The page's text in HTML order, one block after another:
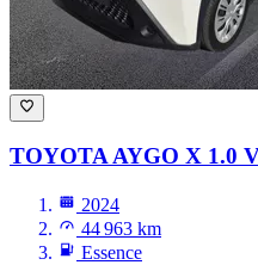
TOYOTA AYGO X 1.0
2024
44 963 km
Essence